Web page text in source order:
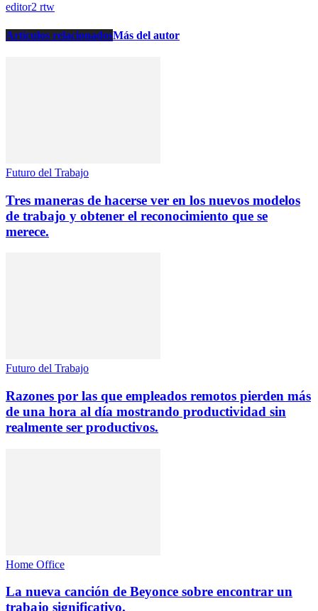
editor2 rtw
Artículos relacionadosMás del autor
Futuro del Trabajo
Tres maneras de hacerse ver en los nuevos modelos
de trabajo y obtener el reconocimiento que se
merece.
Futuro del Trabajo
Razones por las que empleados remotos pierden más
de una hora al día mostrando productividad sin
realmente ser productivos.
Home Office
La nueva canción de Beyonce sobre encontrar un
trabajo significativo.